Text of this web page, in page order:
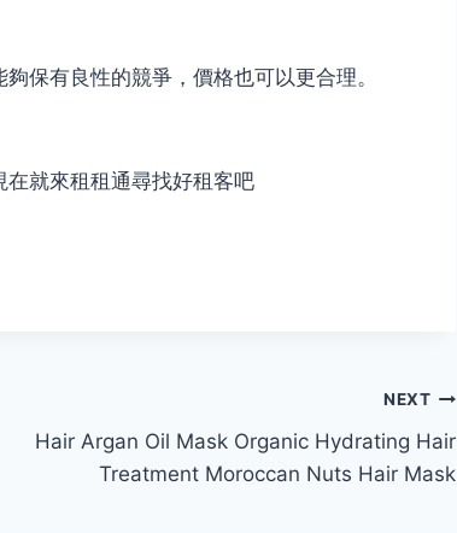
保有良性的競爭，價格也可以更合理。
就來租租通尋找好租客吧
NEXT
Hair Argan Oil Mask Organic Hydrating Hair
Treatment Moroccan Nuts Hair Mask